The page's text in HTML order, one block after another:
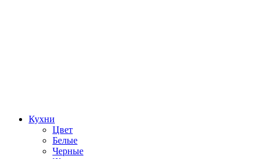
Кухни
Цвет
Белые
Черные